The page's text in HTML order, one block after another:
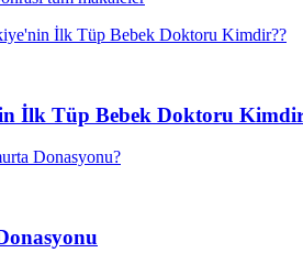
İlk Tüp Bebek Doktoru